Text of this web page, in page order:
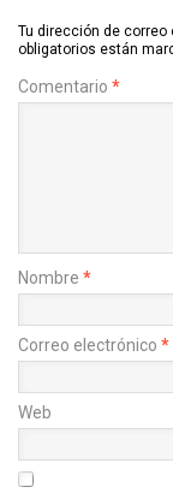
Tu dirección de correo
obligatorios están
Comentario *
Nombre *
Correo electrónico *
Web